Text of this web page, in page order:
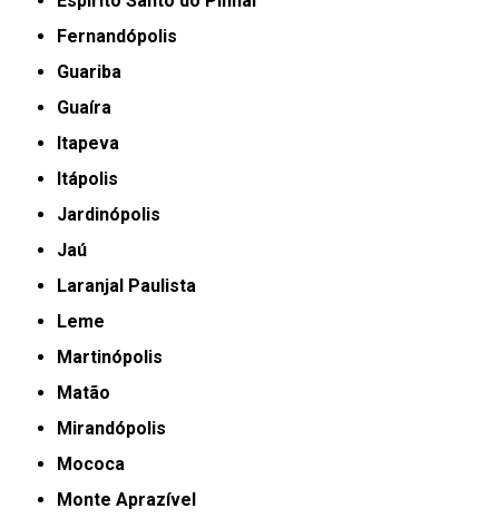
Fernandópolis
Guariba
Guaíra
Itapeva
Itápolis
Jardinópolis
Jaú
Laranjal Paulista
Leme
Martinópolis
Matão
Mirandópolis
Mococa
Monte Aprazível